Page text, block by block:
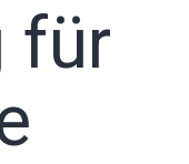
für